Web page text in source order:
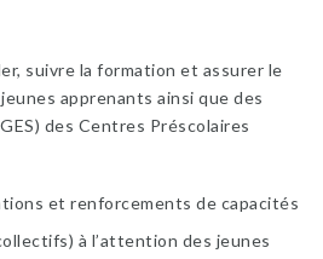
suivre la formation et assurer le
apprenants ainsi que des
des Centres Préscolaires
et renforcements de capacités
à l’attention des jeunes